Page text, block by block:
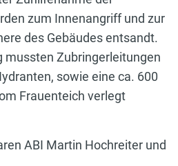
zum Innenangriff und zur
des Gebäudes entsandt.
mussten Zubringerleitungen
sowie eine ca. 600
Frauenteich verlegt
ABI Martin Hochreiter und